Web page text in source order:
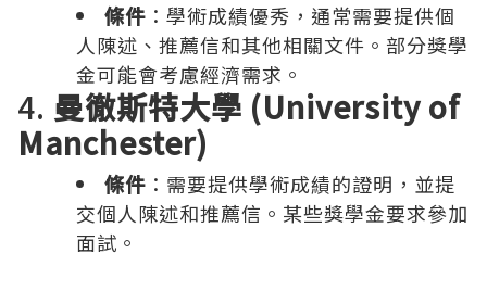
條件 ：學術成績優秀，通常需要提供個
人陳述、推薦信和其他相關文件。部分獎學
金可能會考慮經濟需求。
4. 曼徹斯特大學 (University of
Manchester)
條件 ：需要提供學術成績的證明，並提
交個人陳述和推薦信。某些獎學金要求參加
面試。